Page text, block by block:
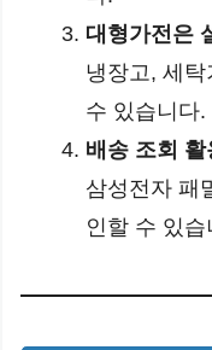
대형가전은
냉장고, 세
수 있습니다.
배송 조회 활
삼성전자 패
인할 수 있습